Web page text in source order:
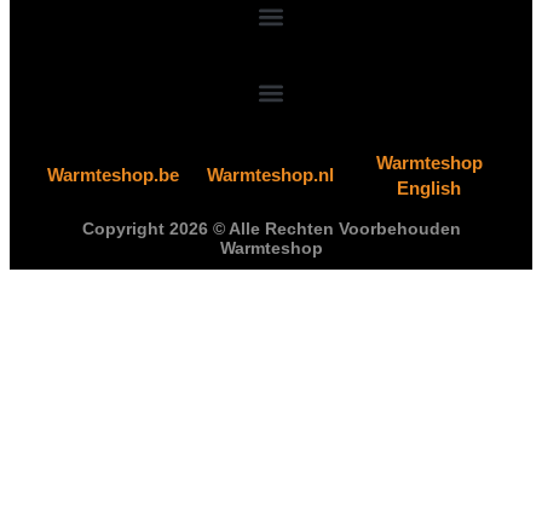
Warmteshop.be Warmteshop.nl
Warmteshop
English
Copyright 2026 © Alle Rechten Voorbehouden
Warmteshop